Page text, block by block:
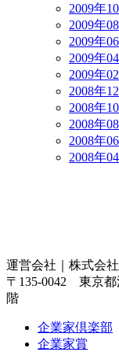
2009年
2009年
2009年
2009年
2009年
2008年
2008年
2008年
2008年
2008年
運営会社｜ 株式会
〒135-0042 東京都
階
企業家倶楽部
企業家賞